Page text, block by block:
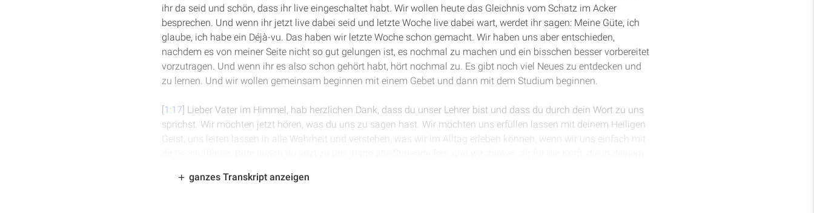
ihr da seid und schön, dass ihr live eingeschaltet habt. Wir wollen heute das Gleichnis vom Schatz im Acker
besprechen. Und wenn ihr jetzt live dabei seid und letzte Woche live dabei wart, werdet ihr sagen: Meine Güte, ich
glaube, ich habe ein Déjà-vu. Das haben wir letzte Woche schon gemacht. Wir haben uns aber entschieden,
nachdem es von meiner Seite nicht so gut gelungen ist, es nochmal zu machen und ein bisschen besser vorbereitet
vorzutragen. Und wenn ihr es also schon gehört habt, hört nochmal zu. Es gibt noch viel Neues zu entdecken und
zu lernen. Und wir wollen gemeinsam beginnen mit einem Gebet und dann mit dem Studium beginnen.
[1:17] Lieber Vater im Himmel, hab herzlichen Dank, dass du unser Lehrer bist und dass du durch dein Wort zu uns
sprichst. Wir möchten jetzt hören, was du uns zu sagen hast. Wir möchten uns erfüllen lassen mit deinem Heiligen
Geist, uns leiten lassen in alle Wahrheit und verstehen, was wir im Alltag erleben können, wenn wir uns einfach mit
ganzes Transkript anzeigen